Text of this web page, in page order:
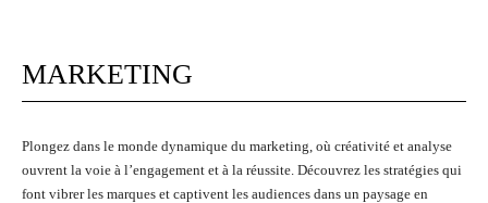
MARKETING
Plongez dans le monde dynamique du marketing, où créativité et analyse
ouvrent la voie à l’engagement et à la réussite. Découvrez les stratégies qui
font vibrer les marques et captivent les audiences dans un paysage en